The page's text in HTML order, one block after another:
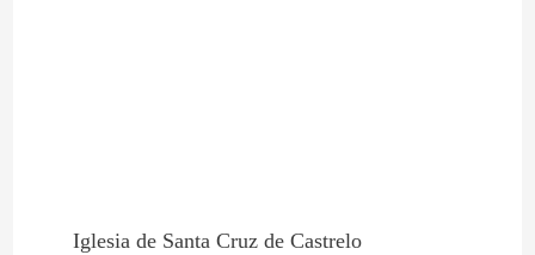
Iglesia de Santa Cruz de Castrelo